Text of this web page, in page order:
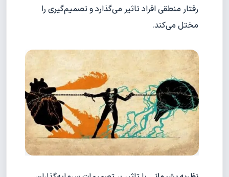
رفتار منطقی افراد تاثیر می‌گذارد و تصمیم‌گیری را
مختل می‌کند.